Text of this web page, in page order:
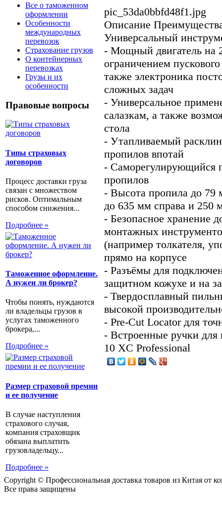
Все о таможенном
оформлении
Особенности
международных
перевозок
Страхование грузов
О контейнерных
перевозках
Грузы и их
особенности
Правовые вопросы
Типы страховых
договоров
Процесс доставки груза
связан с множеством
рисков. Оптимальным
способом снижения...
Подробнее »
Таможенное оформление.
А нужен ли брокер?
Чтобы понять, нуждаются
ли владельцы грузов в
услугах таможенного
брокера,...
Подробнее »
Размер страховой премии
и ее получение
В случае наступления
страхового случая,
компания страховщик
обязана выплатить
грузовладельцу...
Подробнее »
pic_53da0bbfd48f1.jpg
Описание
Универсальный
- Мощный двигатель на
ограничением
также электроника
сложных задач
- Универсальное
салазкам, а также
стола
- Утапливаемый
пропилов впотай
- Саморегулирующийся
пропилов
- Высота пропила до 79
до 635 мм справа и 250
- Безопасное хранение
монтажных
(например толкателя,
прямо на корпусе
- Разъёмы для
защитном кожухе и на
- Твердосплавный
высокой
- Pre-Cut Locator для
- Встроенные ручки для
10 XC Professional
Copyright © Профессиональная доставка товаров из Китая от
Все права защищены